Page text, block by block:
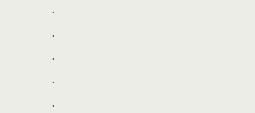
.
.
.
.
.